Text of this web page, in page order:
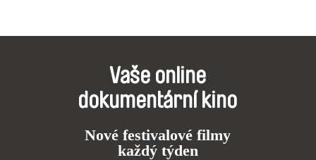
Vaše online
dokumentární kino
Nové festivalové filmy
každý týden